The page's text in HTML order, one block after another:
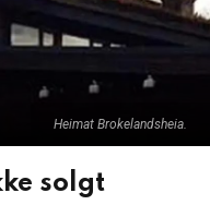
Heimat Brokelandsheia.
solgt